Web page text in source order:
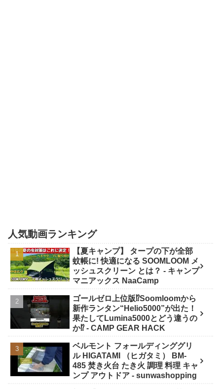
人気動画ランキング
【夏キャンプ】 タープの下が全部
蚊帳に! 快適になる SOOMLOOM メ
ッシュスクリーン とは？ - キャンプ
マニアックス NaaCamp
ゴールゼロ上位版⁉️Soomloomから
新作ランタン“Helio5000”が出た！
果たしてLumina5000とどう違うの
か⁉️ - CAMP GEAR HACK
ベルモント フォールディンググリ
ル HIGATAMI （ヒガタミ） BM-
485 焚き火台 たき火 調理 料理 キャ
ンプ アウトドア - sunwashopping